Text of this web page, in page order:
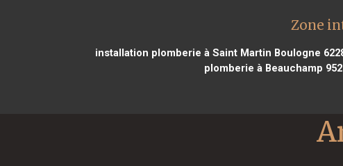
Zone
installation plomberie à Saint Martin Boulogne
plomberie à Beauchamp